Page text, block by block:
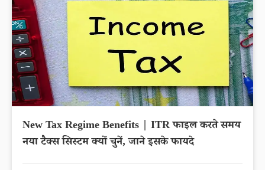
New Tax Regime Benefits | ITR फाइल करते समय
नया टैक्स सिस्टम क्यों चुनें, जाने इसके फायदे